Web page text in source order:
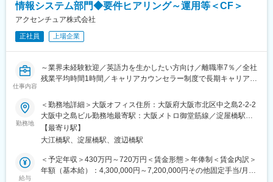
■研修・ナレッジ：
ス化した当社オリジナルのナレッジ集を活用できます。国内外の
イスを受けることなどが可能です。
PJT終了時には長期休暇を取得する方も多く、在宅勤務や時短勤
務などの仕組みもあり、産休・育休後には大半の社員が復帰して
います。
情報システム部門◆要件ヒアリング～運用等＜CF＞
アクセンチュア株式会社
正社員 上場企業
仕事内容
～業界未経験歓迎／英語力を生かしたい方向け／離職率7％／全社
残業平均時間1時間／キャリアカウンセラー制度で長期キャリア形
【配属部門について】
情報システム部は、アクセンチュアグローバル全体に展開されて
いるITサポート部門の日本担当チームです。メンバーはグローバ
ル組織に所属し、アクセンチュアのITストラテジー実現の為に、
各種ITサービス・システム・ハードウェアの展開・導入・サポー
トを行います。
勤務地
＜勤務地詳細＞大阪オフィス住所：大阪府大阪市北区中之島2-2-2
大阪中之島ビル勤務地最寄駅：大阪メトロ御堂筋線／淀屋橋駅受
動喫煙対策：屋内全面禁煙変更の範囲：会社の定める事業所（リ
モートワーク含む）
【最寄り駅】
大江橋駅、淀屋橋駅、渡辺橋駅
給与
＜予定年収＞430万円～720万円＜賃金形態＞年俸制＜賃金内訳＞
年額（基本給）：4,300,000円～7,200,000円その他固定手当/月：